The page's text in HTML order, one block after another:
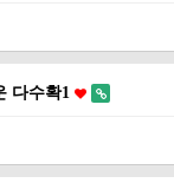
다수확1